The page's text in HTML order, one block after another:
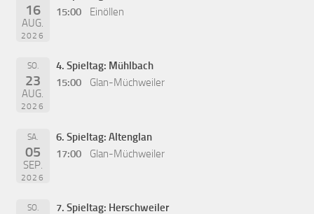
16
AUG.
2026
15:00
Einöllen
SO.
23
AUG.
2026
4. Spieltag: Mühlbach
15:00
Glan-Müchweiler
SA.
05
SEP.
2026
6. Spieltag: Altenglan
17:00
Glan-Müchweiler
SO. 7. Spieltag: Herschweiler